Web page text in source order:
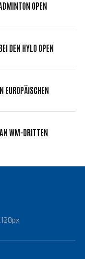
OPEN
DEN HYLO OPEN
EUROPÄISCHEN
WM-DRITTEN